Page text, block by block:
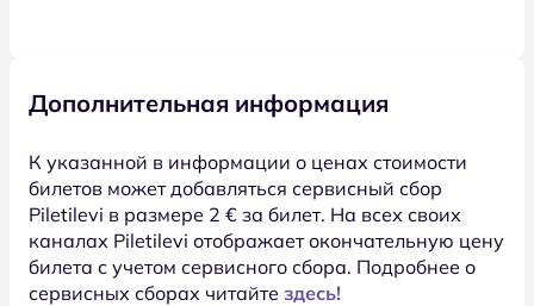
Дополнительная информация
К указанной в информации о ценах стоимости
билетов может добавляться сервисный сбор
Piletilevi в размере 2 € за билет. На всех своих
каналах Piletilevi отображает окончательную цену
билета с учетом сервисного сбора. Подробнее о
сервисных сборах читайте здесь!